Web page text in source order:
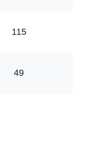
115
49